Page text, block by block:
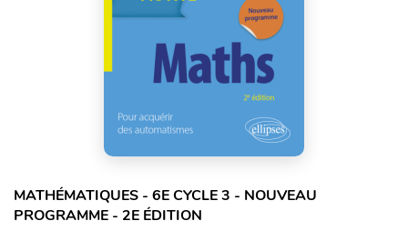
MATHÉMATIQUES - 6E CYCLE 3 - NOUVEAU
PROGRAMME - 2E ÉDITION